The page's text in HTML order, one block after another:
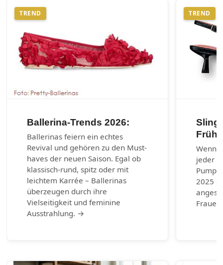
TREND
Ballerina-Trends 2026:
Ballerinas feiern ein echtes
Revival und gehören zu den Must-
haves der neuen Saison. Egal ob
klassisch-rund, spitz oder mit
leichtem Karrée – Ballerinas
überzeugen durch ihre
Vielseitigkeit und feminine
Ausstrahlung. →
TREND
Wenn
jeder
2025